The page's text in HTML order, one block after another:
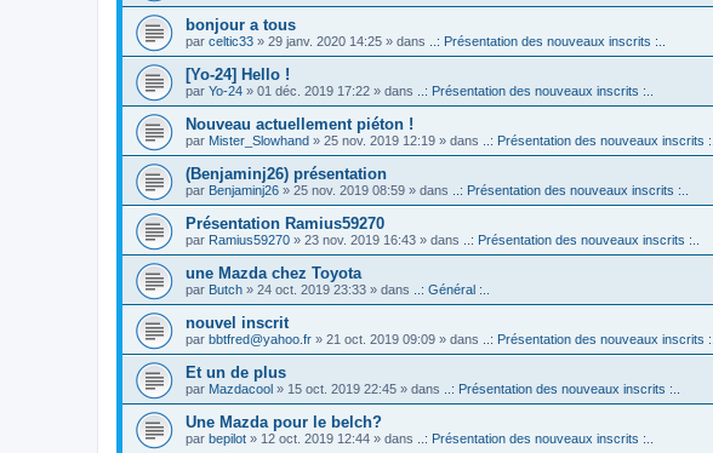
bonjour a tous
par celtic33 » 29 janv. 2020 14:25 » dans ..: Présentation des nouveaux inscrits :..
[Yo-24] Hello !
par Yo-24 » 01 déc. 2019 17:22 » dans ..: Présentation des nouveaux inscrits :..
Nouveau actuellement piéton !
par Mister_Slowhand » 25 nov. 2019 12:19 » dans ..: Présentation des nouveaux inscrits :..
(Benjaminj26) présentation
par Benjaminj26 » 25 nov. 2019 08:59 » dans ..: Présentation des nouveaux inscrits :..
Présentation Ramius59270
par Ramius59270 » 23 nov. 2019 16:43 » dans ..: Présentation des nouveaux inscrits :..
une Mazda chez Toyota
par Butch » 24 oct. 2019 23:33 » dans ..: Général :..
nouvel inscrit
par bbtfred@yahoo.fr » 21 oct. 2019 09:09 » dans ..: Présentation des nouveaux inscrits :..
Et un de plus
par Mazdacool » 15 oct. 2019 22:45 » dans ..: Présentation des nouveaux inscrits :..
Une Mazda pour le belch?
par bepilot » 12 oct. 2019 12:44 » dans ..: Présentation des nouveaux inscrits :..